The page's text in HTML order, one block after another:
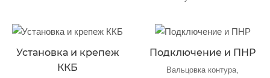
Установка и крепеж
ККБ
Подключение и ПНР
Вальцовка контура,